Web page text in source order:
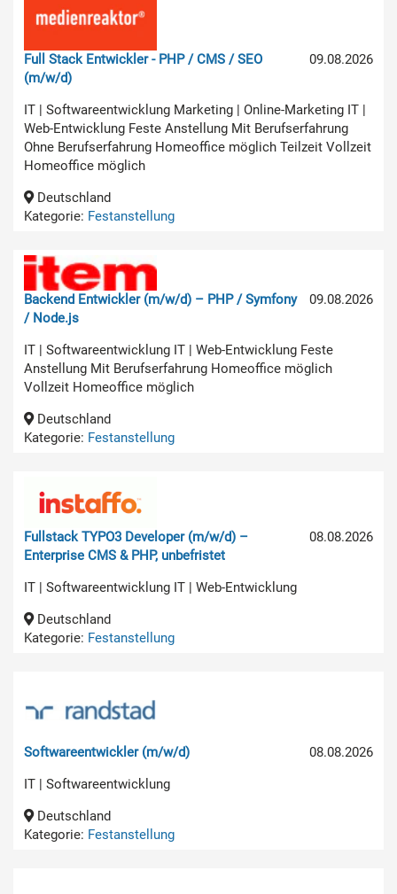
09.08.2026
Full Stack Entwickler - PHP / CMS / SEO
(m/w/d)
IT | Softwareentwicklung Marketing | Online-Marketing IT |
Web-Entwicklung Feste Anstellung Mit Berufserfahrung
Ohne Berufserfahrung Homeoffice möglich Teilzeit Vollzeit
Homeoffice möglich
Deutschland
Kategorie: Festanstellung
09.08.2026
Backend Entwickler (m/w/d) – PHP / Symfony
/ Node.js
IT | Softwareentwicklung IT | Web-Entwicklung Feste
Anstellung Mit Berufserfahrung Homeoffice möglich
Vollzeit Homeoffice möglich
Deutschland
Kategorie: Festanstellung
08.08.2026
Fullstack TYPO3 Developer (m/w/d) –
Enterprise CMS & PHP, unbefristet
IT | Softwareentwicklung IT | Web-Entwicklung
Deutschland
Kategorie: Festanstellung
08.08.2026
Softwareentwickler (m/w/d)
IT | Softwareentwicklung
Deutschland
Kategorie: Festanstellung